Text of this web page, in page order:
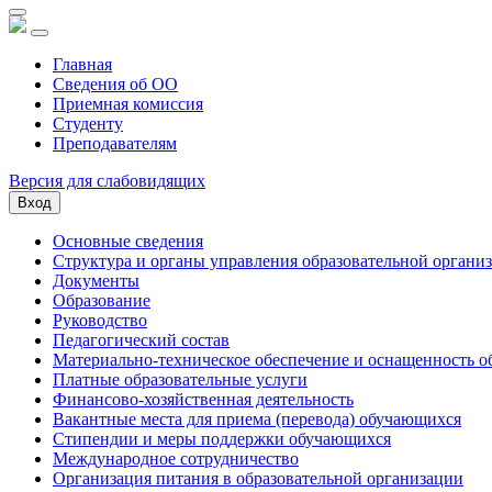
Главная
Сведения об ОО
Приемная комиссия
Студенту
Преподавателям
Версия для слабовидящих
Вход
Основные сведения
Структура и органы управления образовательной
Документы
Образование
Руководство
Педагогический состав
Материально-техническое обеспечение и оснащенность
Платные образовательные услуги
Финансово-хозяйственная деятельность
Вакантные места для приема (перевода) обучающихся
Стипендии и меры поддержки обучающихся
Международное сотрудничество
Организация питания в образовательной организации